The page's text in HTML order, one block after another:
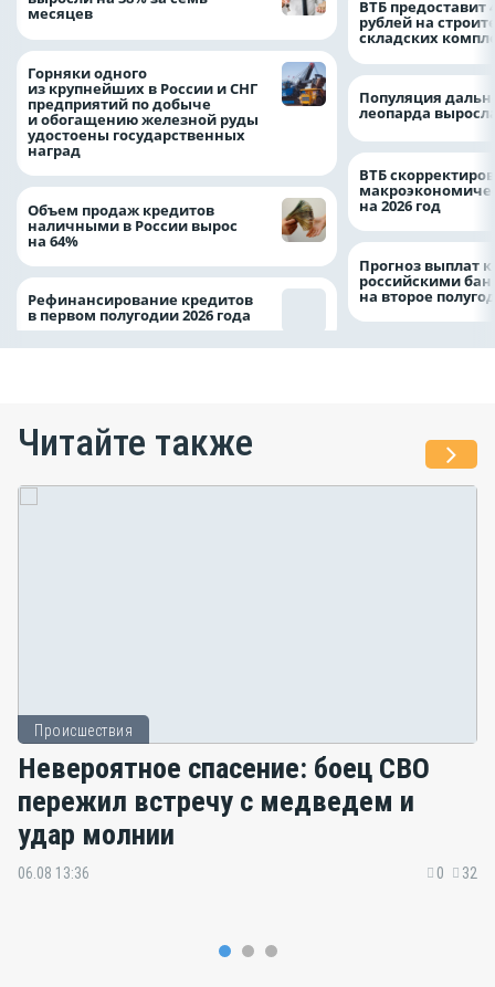
месяцев
Горняки одного
из крупнейших в России и СНГ
предприятий по добыче
и обогащению железной руды
удостоены государственных
наград
Объем продаж кредитов
наличными в России вырос
на 64%
Рефинансирование кредитов
в первом полугодии 2026 года
ВТБ предоставит
рублей на
складских
Популяция
леопарда
ВТБ
на 2026 год
Прогноз выплат
российскими
на второе
Читайте также
Происшествия
Невероятное спасение: боец СВО
пережил встречу с медведем и
удар молнии
06.08 13:36 0 32